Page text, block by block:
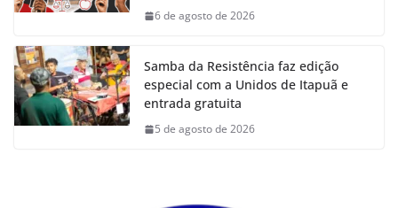
6 de agosto de 2026
Samba da Resistência faz edição
especial com a Unidos de Itapuã e
entrada gratuita
5 de agosto de 2026